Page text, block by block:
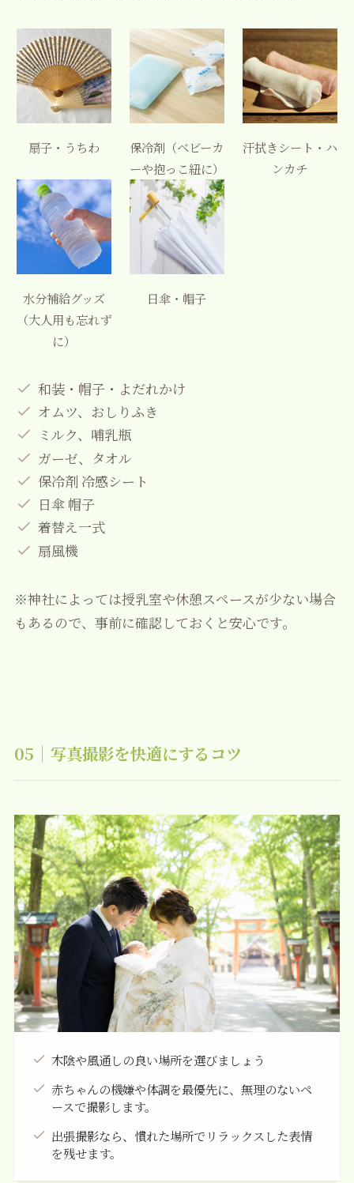
扇子・うちわ
保冷剤（ベビーカ
ーや抱っこ紐に）
汗拭きシート・ハ
ンカチ
水分補給グッズ
（大人用も忘れず
に）
日傘・帽子
和装・帽子・よだれかけ
オムツ、おしりふき
ミルク、哺乳瓶
ガーゼ、タオル
保冷剤 冷感シート
日傘 帽子
着替え一式
扇風機
※神社によっては授乳室や休憩スペースが少ない場合
もあるので、事前に確認しておくと安心です。
05｜写真撮影を快適にするコツ
木陰や風通しの良い場所を選びましょう
赤ちゃんの機嫌や体調を最優先に、無理のないペ
ースで撮影します。
出張撮影なら、慣れた場所でリラックスした表情
を残せます。